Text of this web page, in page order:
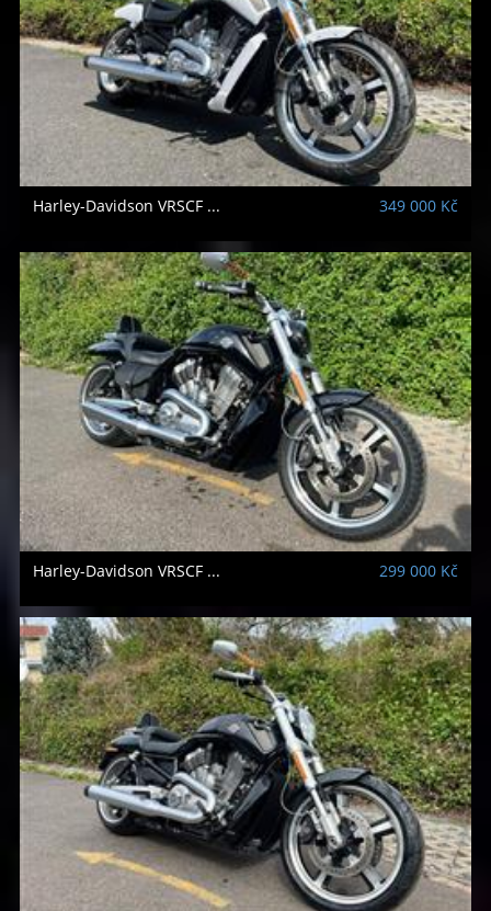
Harley-Davidson VRSCF ... 349 000 Kč
Harley-Davidson VRSCF ... 299 000 Kč